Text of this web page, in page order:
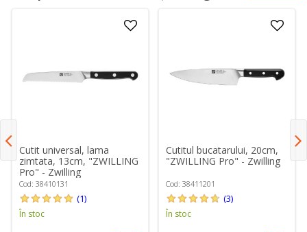
Cutit universal, lama
zimtata, 13cm, "ZWILLING
Pro" - Zwilling
Cod: 38410131
(1)
În stoc
Cutitul bucatarului, 20cm,
"ZWILLING Pro" - Zwilling
Cod: 38411201
(3)
În stoc